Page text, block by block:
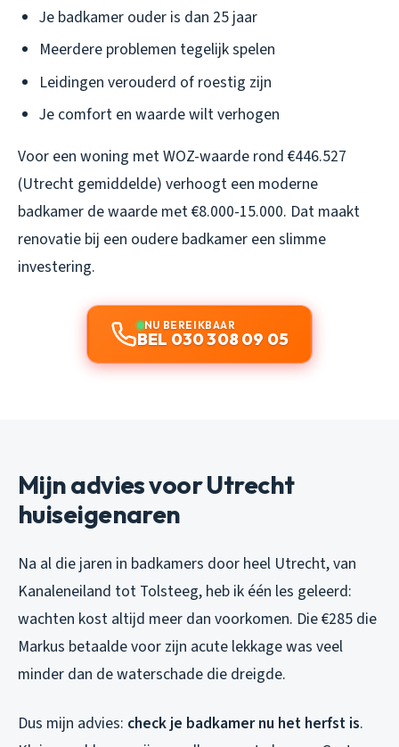
Je badkamer ouder is dan 25 jaar
Meerdere problemen tegelijk spelen
Leidingen verouderd of roestig zijn
Je comfort en waarde wilt verhogen
Voor een woning met WOZ-waarde rond €446.527
(Utrecht gemiddelde) verhoogt een moderne
badkamer de waarde met €8.000-15.000. Dat maakt
renovatie bij een oudere badkamer een slimme
investering.
NU BEREIKBAAR
BEL 030 308 09 05
Mijn advies voor Utrecht
huiseigenaren
Na al die jaren in badkamers door heel Utrecht, van
Kanaleneiland tot Tolsteeg, heb ik één les geleerd:
wachten kost altijd meer dan voorkomen. Die €285 die
Markus betaalde voor zijn acute lekkage was veel
minder dan de waterschade die dreigde.
Dus mijn advies: check je badkamer nu het herfst is.